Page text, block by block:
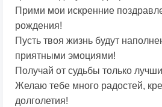
Прими мои искренние
рождения!
Пусть твоя жизнь будут
приятными эмоциями!
Получай от судьбы только
Желаю тебе много радостей,
долголетия!